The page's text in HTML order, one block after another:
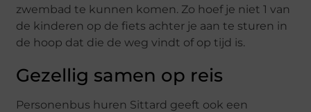
zwembad te kunnen komen. Zo hoef je niet 1 van
de kinderen op de fiets achter je aan te sturen in
de hoop dat die de weg vindt of op tijd is.
Gezellig samen op reis
Personenbus huren Sittard geeft ook een